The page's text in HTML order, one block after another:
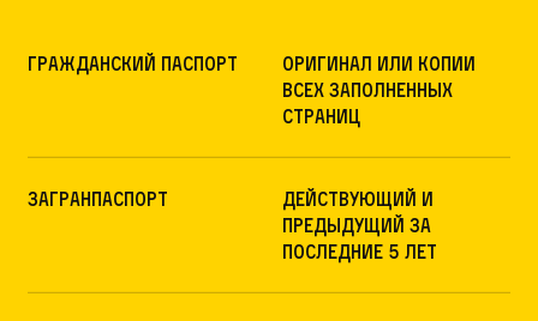
Гражданский паспорт
Оригинал или копии
всех заполненных
страниц
Загранпаспорт
Действующий и
предыдущий за
последние 5 лет